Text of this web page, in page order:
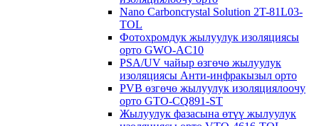
Nano Carboncrystal Solution 2T-81L03-
TOL
Фотохромдук жылуулук изоляциясы
орто GWO-AC10
PSA/UV чайыр өзгөчө жылуулук
изоляциясы Анти-инфракызыл орто
PVB өзгөчө жылуулук изоляциялоочу
орто GTO-CQ891-ST
Жылуулук фазасына өтүү жылуулук